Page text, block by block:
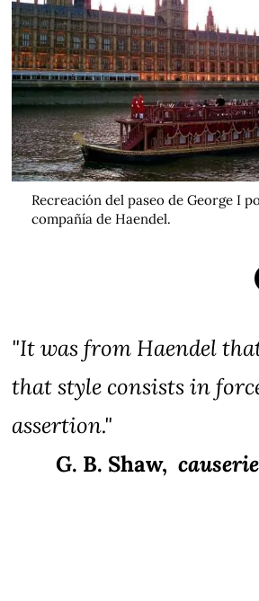
Recreación del paseo de George I
compañía de Haendel.
"It was from Haendel
that style consists in
assertion."
G. B. Shaw,